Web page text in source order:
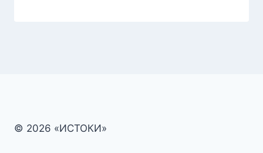
© 2026 «ИСТОКИ»